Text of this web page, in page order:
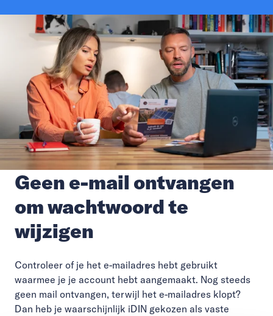
Geen e-mail ontvangen
om wachtwoord te
wijzigen
Controleer of je het e-mailadres hebt gebruikt
waarmee je je account hebt aangemaakt. Nog steeds
geen mail ontvangen, terwijl het e-mailadres klopt?
Dan heb je waarschijnlijk iDIN gekozen als vaste